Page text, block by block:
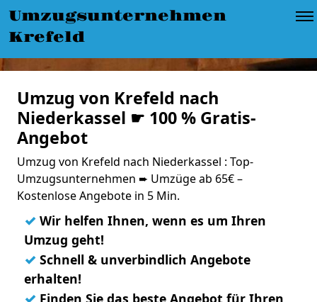
Umzugsunternehmen
Krefeld
Umzug von Krefeld nach
Niederkassel ☛ 100 % Gratis-
Angebot
Umzug von Krefeld nach Niederkassel : Top-
Umzugsunternehmen ➨ Umzüge ab 65€ –
Kostenlose Angebote in 5 Min.
✓ Wir helfen Ihnen, wenn es um Ihren
Umzug geht!
✓ Schnell & unverbindlich Angebote
erhalten!
✓ Finden Sie das beste Angebot für Ihren